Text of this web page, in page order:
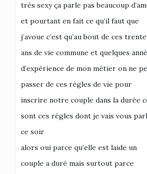
très sexy ça parle pas beaucoup
et pourtant en fait ce qu’il faut que
j’avoue c’est qu’au bout de ces trente
ans de vie commune et quelques
d’expérience de mon métier on ne
passer de ces règles de vie pour
inscrire notre couple dans la durée
sont ces règles dont je vais vous
ce soir
alors oui parce qu’elle est laide un
couple a duré mais surtout parce